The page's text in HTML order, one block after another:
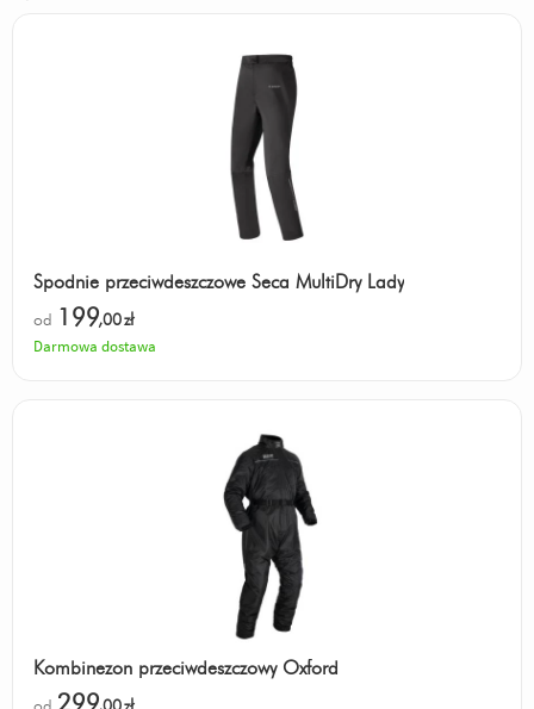
Spodnie przeciwdeszczowe Seca MultiDry Lady
od 199,00zł
Darmowa dostawa
Kombinezon przeciwdeszczowy Oxford